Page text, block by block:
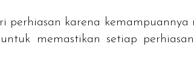
perhiasan karena
memastikan setiap